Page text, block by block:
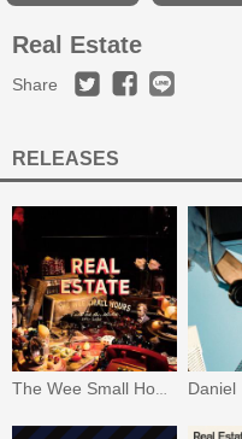
Real Estate
Share
RELEASES
Daniel